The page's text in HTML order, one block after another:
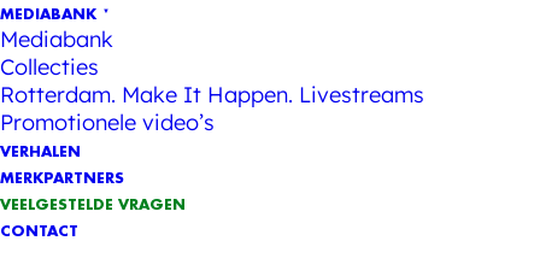
MEDIABANK
Mediabank
Collecties
Rotterdam. Make It Happen. Livestreams
Promotionele video’s
VERHALEN
MERKPARTNERS
VEELGESTELDE VRAGEN
CONTACT